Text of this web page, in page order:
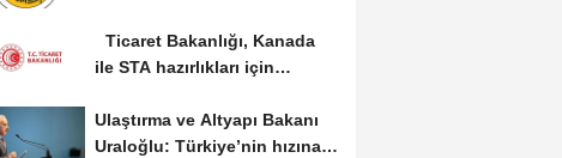
Ticaret Bakanlığı, Kanada
ile STA hazırlıkları için
Ulaştırma ve Altyapı Bakanı
Uraloğlu: Türkiye’nin hızına